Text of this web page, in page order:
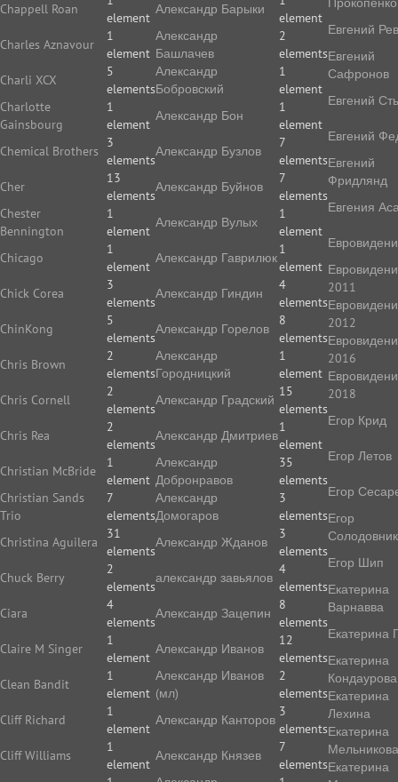
Chappell Roan
element
Charles Aznavour
1
element
Charli XCX
5
elements
Charlotte
Gainsbourg
1
element
Chemical Brothers
3
elements
Cher
13
elements
Chester
Bennington
1
element
Chicago
1
element
Chick Corea
3
elements
ChinKong
5
elements
Chris Brown
2
elements
Chris Cornell
2
elements
Chris Rea
2
elements
Christian McBride
1
element
Christian Sands
Trio
7
elements
Christina Aguilera
31
elements
Chuck Berry
2
elements
Ciara
4
elements
Claire M Singer
1
element
Clean Bandit
1
element
Cliff Richard
1
element
Cliff Williams
1
element
Александр Барыки
element
Александр
Башлачев
2
elements
Александр
Бобровский
1
element
Александр Бон
1
element
Александр Бузлов
7
elements
Александр Буйнов
7
elements
Александр Вулых
1
element
Александр Гаврилюк
1
element
Александр Гиндин
4
elements
Александр Горелов
8
elements
Александр
Городницкий
1
element
Александр Градский
15
elements
Александр Дмитриев
1
element
Александр
Добронравов
35
elements
Александр
Домогаров
3
elements
Александр Жданов
3
elements
александр завьялов
4
elements
Александр Зацепин
8
elements
Александр Иванов
12
elements
Александр Иванов
(мл)
2
elements
Александр Канторов
3
elements
Александр Князев
7
elements
Евгений
Евгений
Сафронов
Евгений
Евгений
Евгений
Фридлянд
Евгения
2011
2012
2016
2018
Егор Крид
Егор Летов
Егор
Егор
Егор Шип
Екатерина
Варнавва
Екатерина
Екатерина
Кондаурова
Екатерина
Лехина
Екатерина
Мельникова
Екатерина